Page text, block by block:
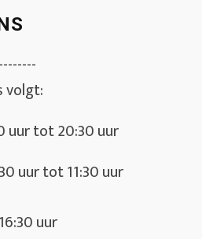
volgt:
uur tot 20:30 uur
uur tot 11:30 uur
uur